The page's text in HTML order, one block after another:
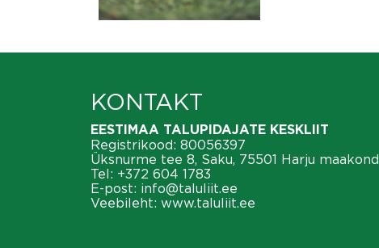
KONTAKT
EESTIMAA TALUPIDAJATE KESKLIIT
Registrikood: 80056397
Üksnurme tee 8, Saku, 75501 Harju maakond
Tel: +372 604 1783
E-post: info@taluliit.ee
Veebileht: www.taluliit.ee